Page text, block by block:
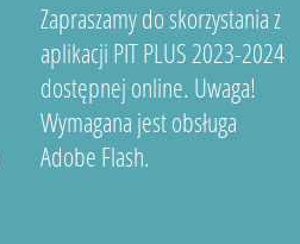
Zapraszamy do skorzystania z
aplikacji PIT PLUS 2023-2024
dostępnej online. Uwaga!
Wymagana jest obsługa
Adobe Flash.